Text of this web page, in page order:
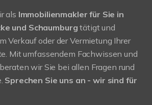
als Immobilienmakler für Sie in
und Schaumburgtätigt und
Verkauf oder der Vermietung Ihrer
Mit umfassendem Fachwissen und
wir Sie bei allen Fragen rund
Sprechen Sie uns an - wir sind für